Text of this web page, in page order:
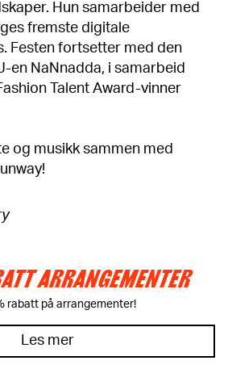
Hun samarbeider med
fremste digitale
Festen fortsetter med den
en NaNnadda, i samarbeid
Talent Award-vinner
og musikk sammen med
ARRANGEMENTER
rabatt på arrangementer!
Les mer